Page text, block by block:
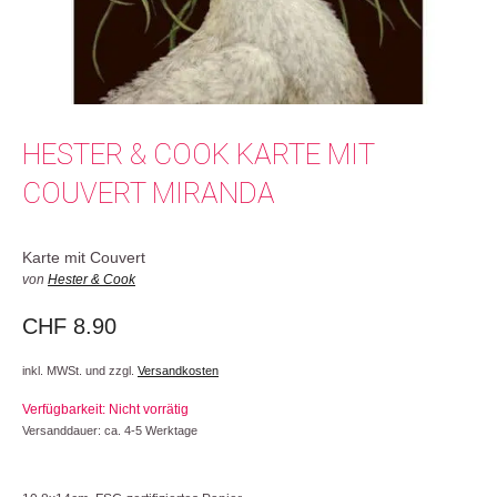
HESTER & COOK KARTE MIT
COUVERT MIRANDA
Karte mit Couvert
von Hester & Cook
CHF 8.90
inkl. MWSt. und zzgl. Versandkosten
Verfügbarkeit: Nicht vorrätig
Versanddauer: ca. 4-5 Werktage